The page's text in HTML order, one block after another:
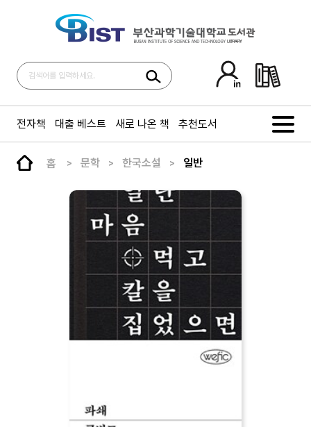
전자책 대출 베스트 새로 나온 책 추천도서
홈 문학 한국소설 일반